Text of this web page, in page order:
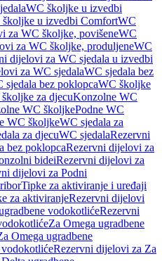
WC školjke u izvedbi
u izvedbi ComfortWC
za WC školjke, povišeneWC
za WC školjke, produljeneWC
dijelovi za WC sjedala u izvedbi
za WC sjedalaWC sjedala bez
bez poklopcaWC školjke
za djecuKonzolne WC
WC školjkePodne WC
WC školjkeWC sjedala za
za djecuWC sjedalaRezervni
bez poklopcaRezervni dijelovi za
bideiRezervni dijelovi za
dijelovi za Podni
Tipke za aktiviranje i uređaji
za aktiviranjeRezervni dijelovi
vodokotlićeRezervni
Za Omega ugradbene
Omega ugradbene
vodokotlićeRezervni dijelovi za Za